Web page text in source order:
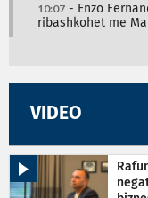
10:07 - Enzo
ribashkohet me
VIDEO